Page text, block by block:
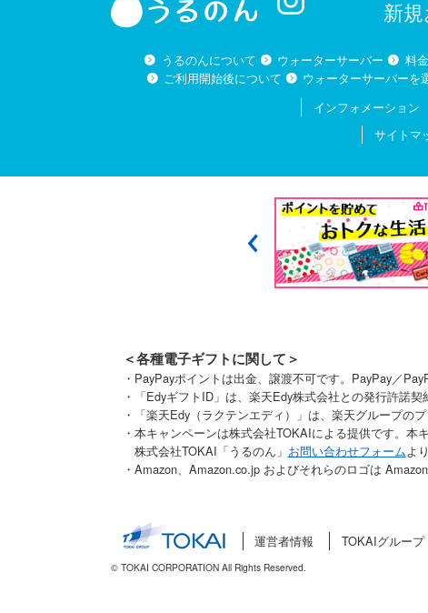
新
うるのんについて ウォーターサーバー 料
ご利用開始後について
ウォーターサーバーを
インフォメーション
サイトマ
＜各種電子ギフトに関して＞
・PayPayポイントは出金、譲渡不可です。PayPay／
・「EdyギフトID」は、楽天Edy株式会社との発行許諾
・「楽天Edy（ラクテンエディ）」は、楽天グループの
・本キャンペーンは株式会社TOKAIによる提供です。本
株式会社TOKAI「うるのん」 お問い合わせフォームよ
・Amazon、Amazon.co.jp およびそれらのロゴは
運営者情報 TOKAIグループ
© TOKAI CORPORATION All Rights Reserved.